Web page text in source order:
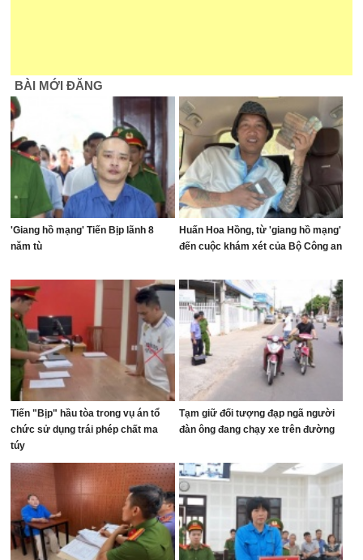
BÀI MỚI ĐĂNG
'Giang hồ mạng' Tiến Bịp lãnh 8
năm tù
Huấn Hoa Hồng, từ 'giang hồ mạng'
đến cuộc khám xét của Bộ Công an
Tiến "Bịp" hầu tòa trong vụ án tổ
chức sử dụng trái phép chất ma
túy
Tạm giữ đối tượng đạp ngã người
đàn ông đang chạy xe trên đường